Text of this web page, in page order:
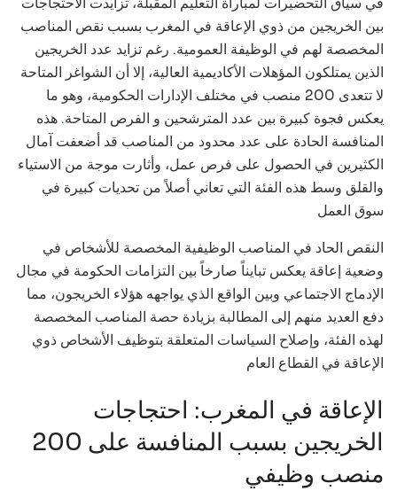
بين الخريجين من ذوي الإعاقة في المغرب بسبب نقص المناصب
المخصصة لهم في الوظيفة العمومية. رغم تزايد عدد الخريجين
الذين يمتلكون المؤهلات الأكاديمية العالية، إلا أن الشواغر المتاحة
لا تتعدى 200 منصب في مختلف الإدارات الحكومية، وهو ما
يعكس فجوة كبيرة بين عدد المترشحين و الفرص المتاحة. هذه
المنافسة الحادة على عدد محدود من المناصب قد أضعفت آمال
الكثيرين في الحصول على فرص عمل، وأثارت موجة من الاستياء
والقلق وسط هذه الفئة التي تعاني أصلاً من تحديات كبيرة في
سوق العمل
النقص الحاد في المناصب الوظيفية المخصصة للأشخاص في
وضعية إعاقة يعكس تبايناً صارخاً بين التزامات الحكومة في مجال
الإدماج الاجتماعي وبين الواقع الذي يواجهه هؤلاء الخريجون، مما
دفع العديد منهم إلى المطالبة بزيادة حصة المناصب المخصصة
لهذه الفئة، وإصلاح السياسات المتعلقة بتوظيف الأشخاص ذوي
الإعاقة في القطاع العام
الإعاقة في المغرب: احتجاجات
الخريجين بسبب المنافسة على 200
منصب وظيفي